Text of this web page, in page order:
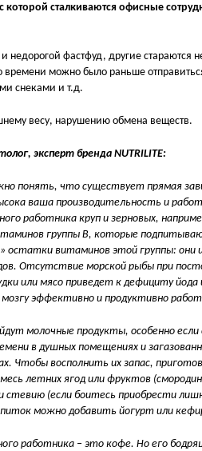
которой сталкиваются офисные
недорогой фастфуд, другие стараются
времени можно было раньше
снеками и т.д.
весу, нарушению обмена веществ.
эксперт бренда NUTRILITE:
понять, что существует прямая
ваша производительность и
работника круп и зерновых,
группы В, которые
остатки витаминов этой группы: они
Отсутствие морской рыбы при
или мясо приведет к дефициту
эффективно и продуктивно
молочные продукты, особенно
в душных помещениях и
Чтобы восполнить их запас,
летних ягод или фруктов
стевию (если боитесь приобрести
можно добавить йогурт или
работника – это кофе. Но его